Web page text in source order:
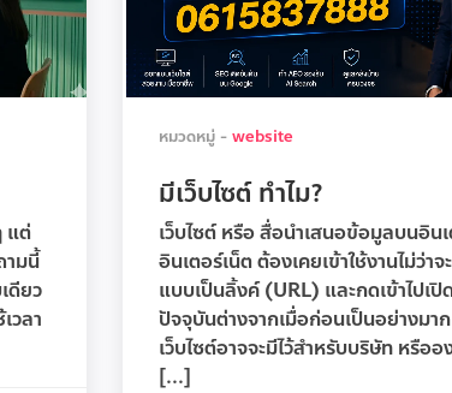
แต่
ามนี้
ดียว
วลา
หมวดหมู่ - website
มีเว็บไซต์ ทำไม?
เว็บไซต์ หรือ สื่อนำเสนอข้อมูลบนอิน
อินเตอร์เน็ต ต้องเคยเข้าใช้งานไม่ว่า
แบบเป็นลิ้งค์ (URL) และกดเข้าไปเปิ
ปัจจุบันต่างจากเมื่อก่อนเป็นอย่างมา
เว็บไซต์อาจจะมีไว้สำหรับบริษัท หรือ
[...]